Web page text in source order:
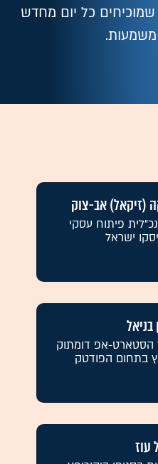
מתחת לגיל 80, שמוכיחים כל יום מחדש
משמעות.
(זיקאל) אב-צוק
פיתוח עסקי
ישראל
בניאל
הסטארט-אפ דומתוק
בתחום הפודטק
עוז